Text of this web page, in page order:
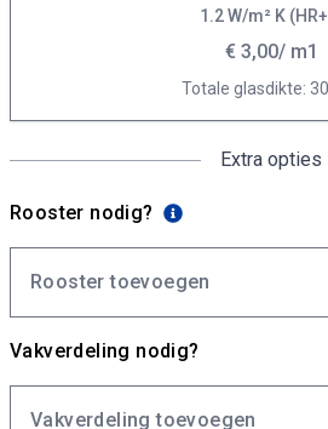
1.2 W/m² K
€ 3,00/ m1
Totale glasdikte:
Extra opties
Rooster nodig?
Rooster toevoegen
Vakverdeling nodig?
Vakverdeling toevoegen